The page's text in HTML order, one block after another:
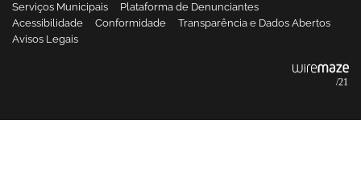
Serviços Municipais
Plataforma de Denunciantes
Acessibilidade
Conformidade
Transparência e Dados Abertos
Avisos Legais